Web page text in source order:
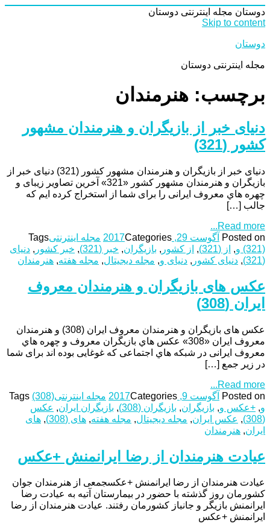
دوستان مجله اینترنتی دوستان
Skip to content
دوستان
مجله اینترنتی دوستان
برچسب: هنرمندان
دنیای خبر از بازیگران و هنرمندان مشهور
کشور (321)
دنیای خبر از بازیگران و هنرمندان مشهور کشور (321) دنیای خبر از
بازیگران و هنرمندان مشهور کشور «321» آخرین تصاویر زیبای و
چهره هاي معروف ایرانی را برای شما از استخراج کرده ایم که
جالب […]
Read more...
Posted on آگوست 29, 2017 Categories مجله اینترنتیTags
(321) و
, از (321) , از کشور , بازیگران, خبر (321) , خبر کشور , دنیای
(321)
, دنیای کشور , دنیای و, مجله دیجیتال, مجله هفته, هنرمندان
عکس های بازیگران و هنرمندان معروف
ایران (308)
عکس های بازیگران و هنرمندان معروف ایران (308) و هنرمندان
معروف ایران «308» عکس هاي بازیگران معروف و چهره هاي
معروف ایرانی در شبکه هاي اجتماعی که غوغایی بوده اند برای شما
در زیر جمع […]
Read more...
Posted on آگوست 9, 2017 Categories مجله اینترنتی Tags (308)
و, +عکس و, بازیگران, بازیگران (308) , بازیگران ایران, عکس
(308)
, عکس ایران, مجله دیجیتال, مجله هفته, های (308) , های
ایران, هنرمندان
عیادت هنرمندان از رضا ایرانمنش +عکس
عیادت هنرمندان از رضا ایرانمنش +عکسجمعی از هنرمندان جوان
کشورمان روز گذشته با حضور در بیمارستان آتیه به عیادت رضا
ایرانمنش بازیگر و جانباز کشورمان رفتند. عیادت هنرمندان از رضا
ایرانمنش +عکس